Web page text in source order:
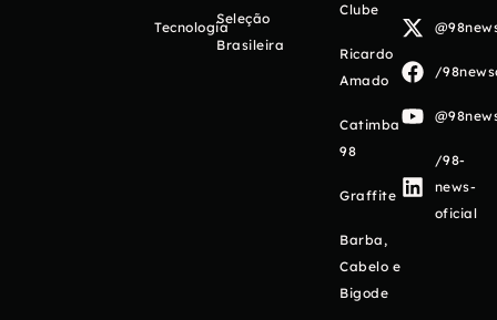
Tecnologia
Seleção
Brasileira
Clube
Ricardo
Amado
Catimba
98
Graffite
Barba,
Cabelo e
Bigode
/
/98-
news-
oficial